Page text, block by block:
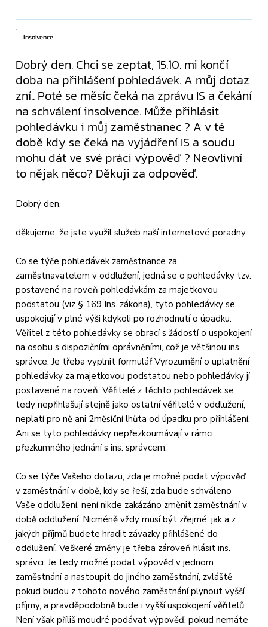
Insolvence
Dobrý den. Chci se zeptat, 15.10. mi končí
doba na přihlášení pohledávek. A můj dotaz
zní.. Poté se měsíc čeká na zprávu IS a čekání
na schválení insolvence. Může přihlásit
pohledávku i můj zaměstnanec ? A v té
době kdy se čeká na vyjádření IS a soudu
mohu dát ve své práci výpověď ? Neovlivní
to nějak něco? Děkuji za odpověď.
Dobrý den,
děkujeme, že jste využil služeb naší internetové poradny.
Co se týče pohledávek zaměstnance za
zaměstnavatelem v oddlužení, jedná se o pohledávky tzv.
postavené na roveň pohledávkám za majetkovou
podstatou (viz § 169 Ins. zákona), tyto pohledávky se
uspokojují v plné výši kdykoli po rozhodnutí o úpadku.
Věřitel z této pohledávky se obrací s žádostí o uspokojení
na osobu s dispozičními oprávněními, což je většinou ins.
správce. Je třeba vyplnit formulář Vyrozumění o uplatnění
pohledávky za majetkovou podstatou nebo pohledávky jí
postavené na roveň. Věřitelé z těchto pohledávek se
tedy nepřihlašují stejně jako ostatní věřitelé v oddlužení,
neplatí pro ně ani 2měsíční lhůta od úpadku pro přihlášení.
Ani se tyto pohledávky nepřezkoumávají v rámci
přezkumného jednání s ins. správcem.
Co se týče Vašeho dotazu, zda je možné podat výpověď
v zaměstnání v době, kdy se řeší, zda bude schváleno
Vaše oddlužení, není nikde zakázáno změnit zaměstnání v
době oddlužení. Nicméně vždy musí být zřejmé, jak a z
jakých příjmů budete hradit závazky přihlášené do
oddlužení. Veškeré změny je třeba zároveň hlásit ins.
správci. Je tedy možné podat výpověď v jednom
zaměstnání a nastoupit do jiného zaměstnání, zvláště
pokud budou z tohoto nového zaměstnání plynout vyšší
příjmy, a pravděpodobně bude i vyšší uspokojení věřitelů.
Není však příliš moudré podávat výpověď, pokud nemáte